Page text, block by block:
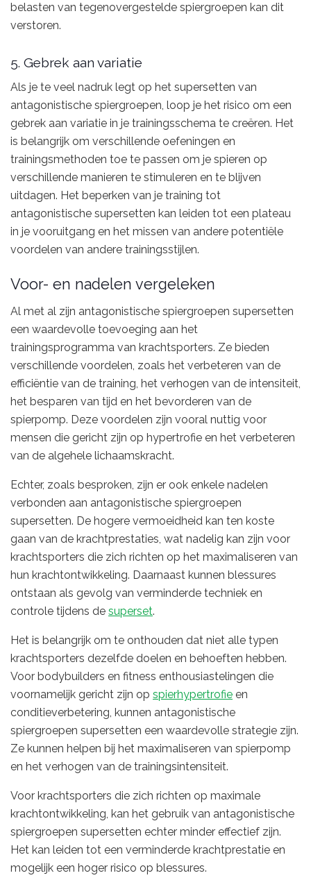
belasten van tegenovergestelde spiergroepen kan dit
verstoren.
5. Gebrek aan variatie
Als je te veel nadruk legt op het supersetten van
antagonistische spiergroepen, loop je het risico om een
gebrek aan variatie in je trainingsschema te creëren. Het
is belangrijk om verschillende oefeningen en
trainingsmethoden toe te passen om je spieren op
verschillende manieren te stimuleren en te blijven
uitdagen. Het beperken van je training tot
antagonistische supersetten kan leiden tot een plateau
in je vooruitgang en het missen van andere potentiële
voordelen van andere trainingsstijlen.
Voor- en nadelen vergeleken
Al met al zijn antagonistische spiergroepen supersetten
een waardevolle toevoeging aan het
trainingsprogramma van krachtsporters. Ze bieden
verschillende voordelen, zoals het verbeteren van de
efficiëntie van de training, het verhogen van de intensiteit,
het besparen van tijd en het bevorderen van de
spierpomp. Deze voordelen zijn vooral nuttig voor
mensen die gericht zijn op hypertrofie en het verbeteren
van de algehele lichaamskracht.
Echter, zoals besproken, zijn er ook enkele nadelen
verbonden aan antagonistische spiergroepen
supersetten. De hogere vermoeidheid kan ten koste
gaan van de krachtprestaties, wat nadelig kan zijn voor
krachtsporters die zich richten op het maximaliseren van
hun krachtontwikkeling. Daarnaast kunnen blessures
ontstaan als gevolg van verminderde techniek en
controle tijdens de superset.
Het is belangrijk om te onthouden dat niet alle typen
krachtsporters dezelfde doelen en behoeften hebben.
Voor bodybuilders en fitness enthousiastelingen die
voornamelijk gericht zijn op spierhypertrofie en
conditieverbetering, kunnen antagonistische
spiergroepen supersetten een waardevolle strategie zijn.
Ze kunnen helpen bij het maximaliseren van spierpomp
en het verhogen van de trainingsintensiteit.
Voor krachtsporters die zich richten op maximale
krachtontwikkeling, kan het gebruik van antagonistische
spiergroepen supersetten echter minder effectief zijn.
Het kan leiden tot een verminderde krachtprestatie en
mogelijk een hoger risico op blessures.